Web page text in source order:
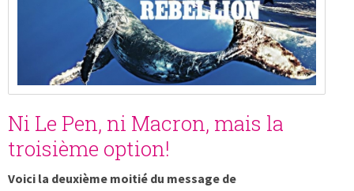
Ni Le Pen, ni Macron, mais la
troisième option!
Voici la deuxième moitié du message de